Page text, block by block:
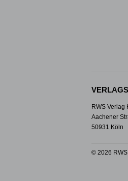
RWS Verlag
Aachener
50931 Köln
© 2026